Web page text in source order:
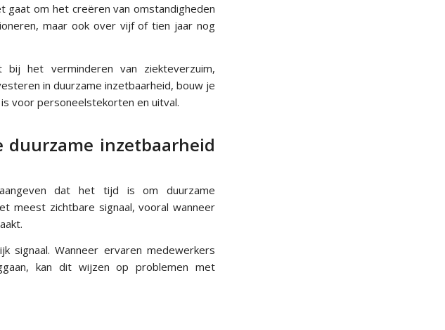
gaat om het creëren van omstandigheden
maar ook over vijf of tien jaar nog
het verminderen van ziekteverzuim,
in duurzame inzetbaarheid, bouw je
voor personeelstekorten en uitval.
inzetbaarheid
dat het tijd is om duurzame
meest zichtbare signaal, vooral wanneer
signaal. Wanneer ervaren medewerkers
kan dit wijzen op problemen met